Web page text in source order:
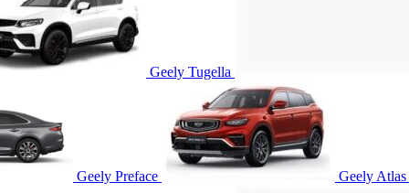
Geely Tugella
Geely Preface Geely Atlas